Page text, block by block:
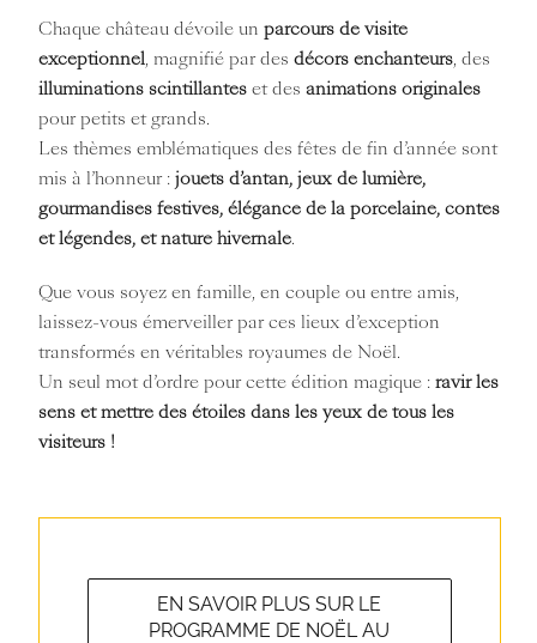
Chaque château dévoile un parcours de visite
exceptionnel, magnifié par des décors enchanteurs, des
illuminations scintillanteset des animations originales
pour petits et grands.
Les thèmes emblématiques des fêtes de fin d’année sont
mis à l’honneur : jouets d’antan, jeux de lumière,
gourmandises festives, élégance de la porcelaine, contes
et légendes, et nature hivernale.
Que vous soyez en famille, en couple ou entre amis,
laissez-vous émerveiller par ces lieux d’exception
transformés en véritables royaumes de Noël.
Un seul mot d’ordre pour cette édition magique : ravir les
sens et mettre des étoiles dans les yeux de tous les
visiteurs !
EN SAVOIR PLUS SUR LE
PROGRAMME DE NOËL AU